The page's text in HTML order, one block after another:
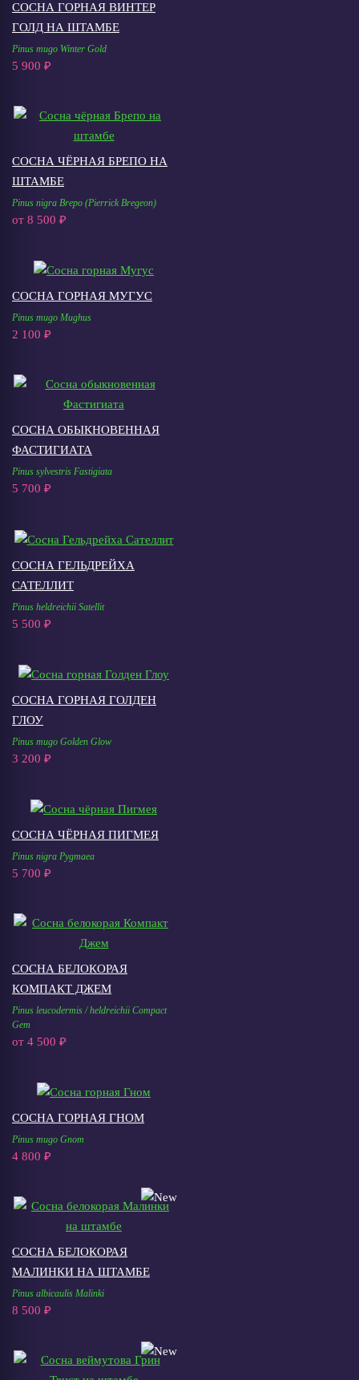
СОСНА ГОРНАЯ ВИНТЕР
ГОЛД НА ШТАМБЕ
Pinus mugo Winter Gold
5 900 ₽
СОСНА ЧЁРНАЯ БРЕПО НА
ШТАМБЕ
Pinus nigra Brepo (Pierrick Bregeon)
от 8 500 ₽
СОСНА ГОРНАЯ МУГУС
Pinus mugo Mughus
2 100 ₽
СОСНА ОБЫКНОВЕННАЯ
ФАСТИГИАТА
Pinus sylvestris Fastigiata
5 700 ₽
СОСНА ГЕЛЬДРЕЙХА
САТЕЛЛИТ
Pinus heldreichii Satellit
5 500 ₽
СОСНА ГОРНАЯ ГОЛДЕН
ГЛОУ
Pinus mugo Golden Glow
3 200 ₽
СОСНА ЧЁРНАЯ ПИГМЕЯ
Pinus nigra Pygmaea
5 700 ₽
СОСНА БЕЛОКОРАЯ
КОМПАКТ ДЖЕМ
Pinus leucodermis / heldreichii Compact
Gem
от 4 500 ₽
СОСНА ГОРНАЯ ГНОМ
Pinus mugo Gnom
4 800 ₽
СОСНА БЕЛОКОРАЯ
МАЛИНКИ НА ШТАМБЕ
Pinus albicaulis Malinki
8 500 ₽